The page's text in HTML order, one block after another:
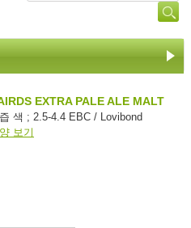
EXTRA PALE ALE MALT
색 ; 2.5-4.4 EBC / Lovibond
보기